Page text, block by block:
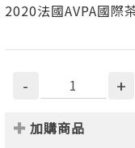
2020法國AVPA國際
- +
加購商品